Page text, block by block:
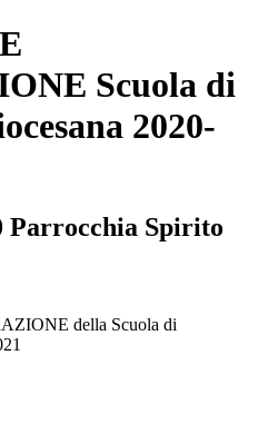
Scuola di
2020-
Parrocchia Spirito